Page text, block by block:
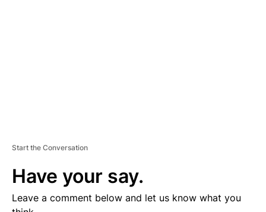
Start the Conversation
Have your say.
Leave a comment below and let us know what you